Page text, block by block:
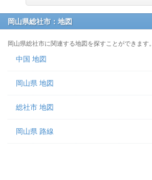
岡山県総社市：地図
岡山県総社市に関連する地図を探すことができます。
中国 地図
岡山県 地図
総社市 地図
岡山県 路線